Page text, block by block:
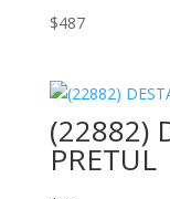
$487
(22882)
PRETUL